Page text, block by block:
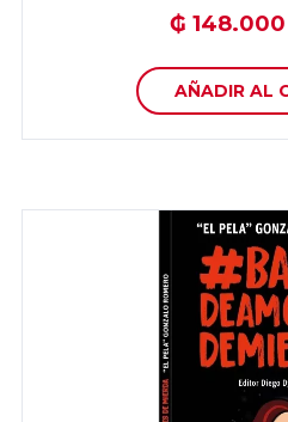
₲
AÑADIR AL